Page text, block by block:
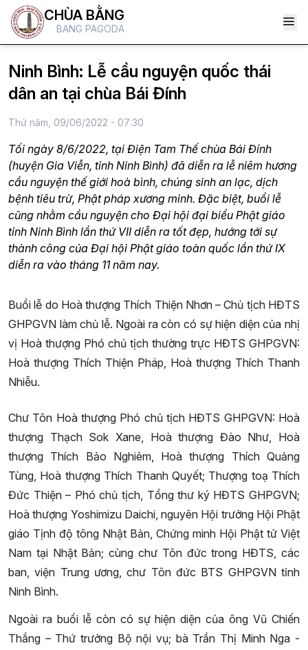
CHÙA BẰNG
BANG PAGODA
Ninh Bình: Lễ cầu nguyện quốc thái
dân an tại chùa Bái Đính
Thứ năm, 09/06/2022 - 07:30
Tối ngày 8/6/2022, tại Điện Tam Thế chùa Bái Đính
(huyện Gia Viễn, tỉnh Ninh Bình) đã diễn ra lễ niêm hương
cầu nguyện thế giới hoà bình, chúng sinh an lạc, dịch
bệnh tiêu trừ, Phật pháp xương minh. Đặc biệt, buổi lễ
cũng nhằm cầu nguyện cho Đại hội đại biểu Phật giáo
tỉnh Ninh Bình lần thứ VII diễn ra tốt đẹp, hướng tới sự
thành công của Đại hội Phật giáo toàn quốc lần thứ IX
diễn ra vào tháng 11 năm nay.
Buổi lễ do Hoà thượng Thích Thiện Nhơn – Chủ tịch HĐTS
GHPGVN làm chủ lễ. Ngoài ra còn có sự hiện diện của nhị
vị Hoà thượng Phó chủ tịch thường trực HĐTS GHPGVN:
Hoà thượng Thích Thiện Pháp, Hoà thượng Thích Thanh
Nhiễu.
Chư Tôn Hoà thượng Phó chủ tịch HĐTS GHPGVN: Hoà
thượng Thạch Sok Xane, Hoà thượng Đào Như, Hoà
thượng Thích Bảo Nghiêm, Hoà thượng Thích Quảng
Tùng, Hoà thượng Thích Thanh Quyết; Thượng toạ Thích
Đức Thiện – Phó chủ tịch, Tổng thư ký HĐTS GHPGVN;
Hoà thượng Yoshimizu Daichi, nguyên Hội trưởng Hội Phật
giáo Tịnh độ tông Nhật Bản, Chứng minh Hội Phật tử Việt
Nam tại Nhật Bản; cùng chư Tôn đức trong HĐTS, các
ban, viện Trung ương, chư Tôn đức BTS GHPGVN tỉnh
Ninh Bình.
Ngoài ra buổi lễ còn có sự hiện diện của ông Vũ Chiến
Thắng – Thứ trưởng Bộ nội vụ; bà Trần Thị Minh Nga -